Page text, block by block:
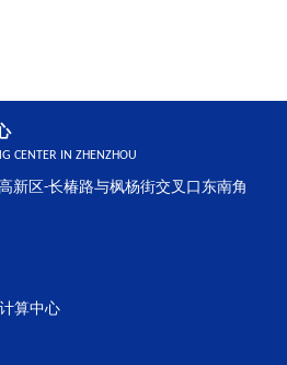
CENTER IN ZHENZHOU
新区-长椿路与枫杨街交叉口东南角
算中心